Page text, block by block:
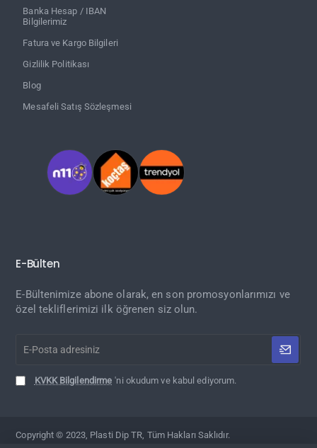
Banka Hesap / IBAN
Bilgilerimiz
Fatura ve Kargo Bilgileri
Gizlilik Politikası
Blog
Mesafeli Satış Sözleşmesi
E-Bülten
E-Bültenimize abone olarak, en son promosyonlarımızı ve
özel tekliflerimizi ilk öğrenen siz olun.
Posta
KVKK Bilgilendirme 'ni okudum ve kabul ediyorum.
Copyright © 2023, Plasti Dip TR, Tüm Hakları Saklıdır.